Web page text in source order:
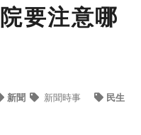
要注意哪
新聞 新聞時事 民生